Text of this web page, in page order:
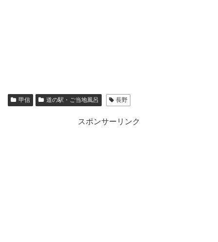
甲信 道の駅・ご当地風呂 長野
スポンサーリンク